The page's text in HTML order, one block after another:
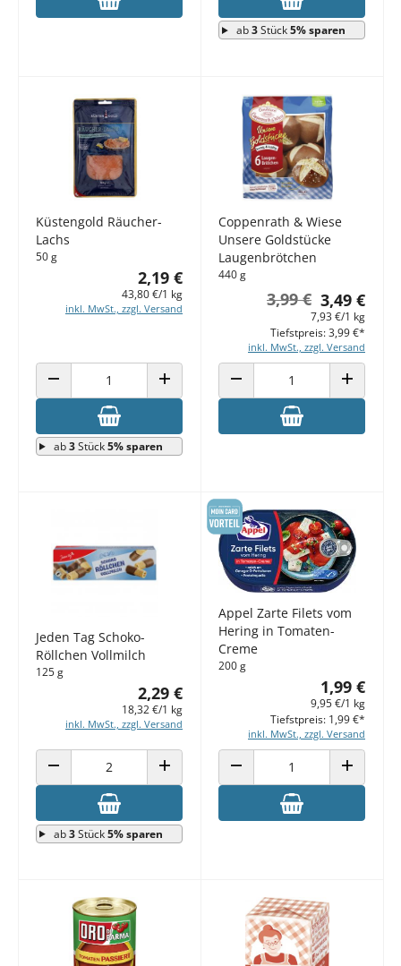
ab3Stück5% sparen
Küstengold Räucher-
Lachs
50 g
2,19 €
43,80 €/1 kg
inkl. MwSt., zzgl. Versand
ANZAHL VERRINGERN ANZAHL ERHÖHEN
ab3Stück5% sparen
Coppenrath & Wiese
Unsere Goldstücke
Laugenbrötchen
440 g
3,49 €
3,99 €
7,93 €/1 kg
inkl. MwSt., zzgl. Versand
Tiefstpreis: 3,99 €*
ANZAHL VERRINGERN ANZAHL
Jeden Tag Schoko-
Röllchen Vollmilch
125 g
2,29 €
18,32 €/1 kg
inkl. MwSt., zzgl. Versand
ANZAHL VERRINGERN ANZAHL ERHÖHEN
ab3Stück5% sparen
Appel Zarte Filets vom
Hering in Tomaten-
Creme
200 g
1,99 €
9,95 €/1 kg
inkl. MwSt., zzgl. Versand
Tiefstpreis: 1,99 €*
ANZAHL VERRINGERN ANZAHL